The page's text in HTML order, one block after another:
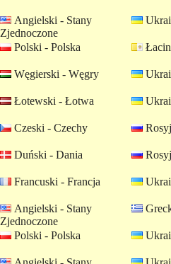
Angielski - Stany
Zjednoczone
Polski - Polska
Węgierski - Węgry
Łotewski - Łotwa
Czeski - Czechy
Duński - Dania
Francuski - Francja
Angielski - Stany
Zjednoczone
Polski - Polska